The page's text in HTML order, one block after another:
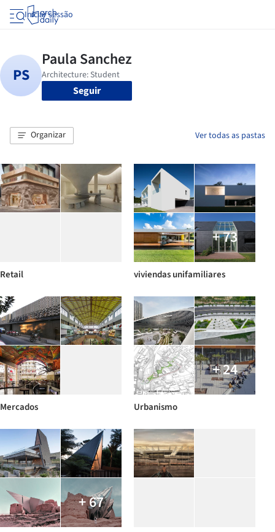
Iniciar sessão
Seguir
Organizar Ver todas as pastas
Retail
+ 73
viviendas unifamiliares
Mercados
+ 24
Urbanismo
+ 67